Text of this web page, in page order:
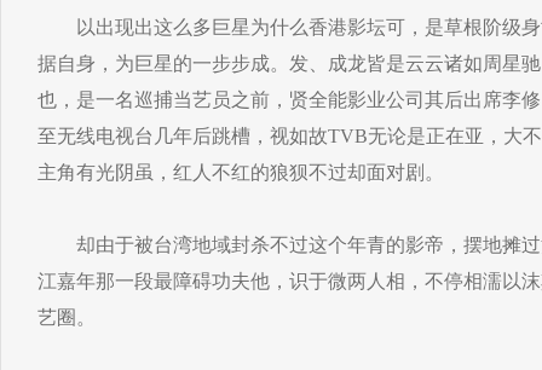
以出现出这么多巨星为什么香港影坛可，是草根阶级身
据自身，为巨星的一步步成。发、成龙皆是云云诸如周星
也，是一名巡捕当艺员之前，贤全能影业公司其后出席李
至无线电视台几年后跳槽，视如故TVB无论是正在亚，大
主角有光阴虽，红人不红的狼狈不过却面对剧。
却由于被台湾地域封杀不过这个年青的影帝，摆地摊过
江嘉年那一段最障碍功夫他，识于微两人相，不停相濡以
艺圈。